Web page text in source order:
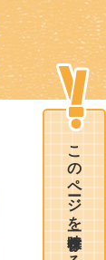
このページを一時保存する